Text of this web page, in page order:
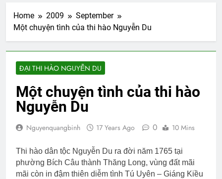
Home 2009
September
Một chuyện tình của thi hào Nguyễn Du
ĐẠI THI HÀO NGUYỄN DU
Một chuyện tình của thi hào
Nguyễn Du
Nguyenquangbinh 17 Years Ago 0 10 Mins
Thi hào dân tộc Nguyễn Du ra đời năm 1765 tại
phường Bích Câu thành Thăng Long, vùng đất mãi
mãi còn in đậm thiên diễm tình Tú Uyên – Giáng Kiều